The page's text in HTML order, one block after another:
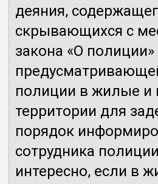
деяния,
скрывающихся с
закона «О
полиции в жилые и
территории для
порядок
сотрудника
интересно, если в